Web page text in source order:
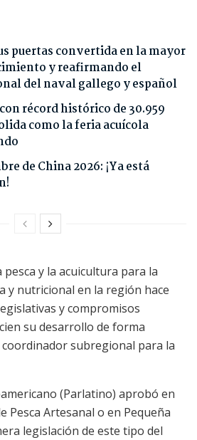
puertas convertida en la mayor
y reafirmando el
del naval gallego y español
récord histórico de 30.959
como la feria acuícola
de China 2026: ¡Ya está
y la acuicultura para la
y nutricional en la región hace
y compromisos
su desarrollo de forma
subregional para la
(Parlatino) aprobó en
Pesca Artesanal o en Pequeña
legislación de este tipo del